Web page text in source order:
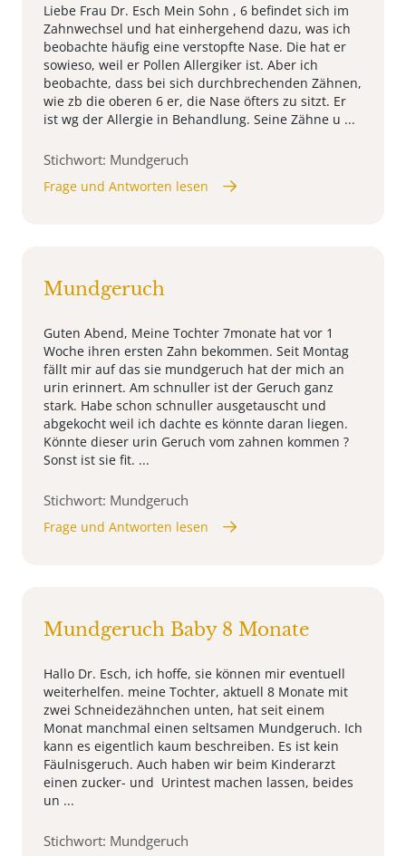
Liebe Frau Dr. Esch Mein Sohn , 6 befindet sich im
Zahnwechsel und hat einhergehend dazu, was ich
beobachte häufig eine verstopfte Nase. Die hat er
sowieso, weil er Pollen Allergiker ist. Aber ich
beobachte, dass bei sich durchbrechenden Zähnen,
wie zb die oberen 6 er, die Nase öfters zu sitzt. Er
ist wg der Allergie in Behandlung. Seine Zähne u ...
Stichwort: Mundgeruch
Frage und Antworten lesen
Mundgeruch
Guten Abend, Meine Tochter 7monate hat vor 1
Woche ihren ersten Zahn bekommen. Seit Montag
fällt mir auf das sie mundgeruch hat der mich an
urin erinnert. Am schnuller ist der Geruch ganz
stark. Habe schon schnuller ausgetauscht und
abgekocht weil ich dachte es könnte daran liegen.
Könnte dieser urin Geruch vom zahnen kommen ?
Sonst ist sie fit. ...
Stichwort: Mundgeruch
Frage und Antworten lesen
Mundgeruch Baby 8 Monate
Hallo Dr. Esch, ich hoffe, sie können mir eventuell
weiterhelfen. meine Tochter, aktuell 8 Monate mit
zwei Schneidezähnchen unten, hat seit einem
Monat manchmal einen seltsamen Mundgeruch. Ich
kann es eigentlich kaum beschreiben. Es ist kein
Fäulnisgeruch. Auch haben wir beim Kinderarzt
einen zucker- und Urintest machen lassen, beides
un ...
Stichwort: Mundgeruch